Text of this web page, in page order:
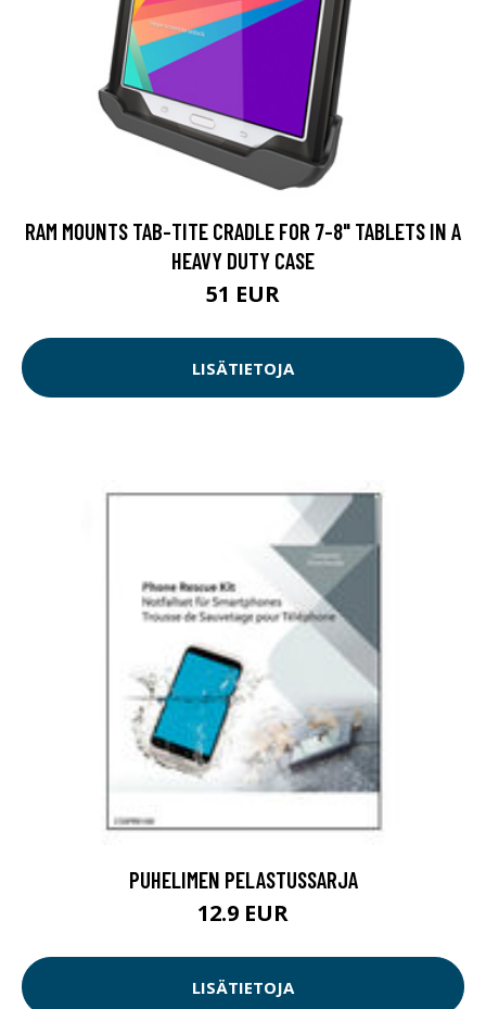
RAM MOUNTS TAB-TITE CRADLE FOR 7-8" TABLETS IN A
HEAVY DUTY CASE
51 EUR
LISÄTIETOJA
PUHELIMEN PELASTUSSARJA
12.9 EUR
LISÄTIETOJA